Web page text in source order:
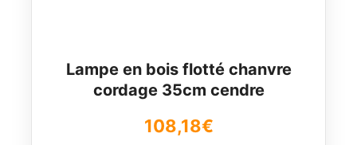
Lampe en bois flotté chanvre
cordage 35cm cendre
108,18€